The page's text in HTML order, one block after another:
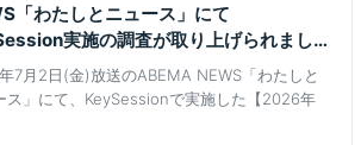
「わたしとニュース」にて
実施の調査が取り上げられまし
7月2日(金)放送のABEMA NEWS「わたしと
ス」にて、KeySessionで実施した【2026年